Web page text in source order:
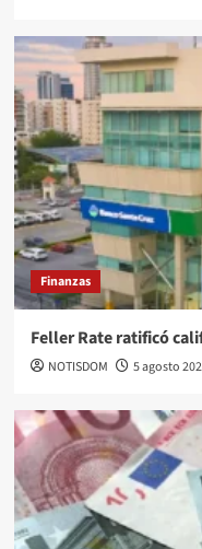
Finanzas
Feller Rate ratificó
NOTISDOM 5 agosto